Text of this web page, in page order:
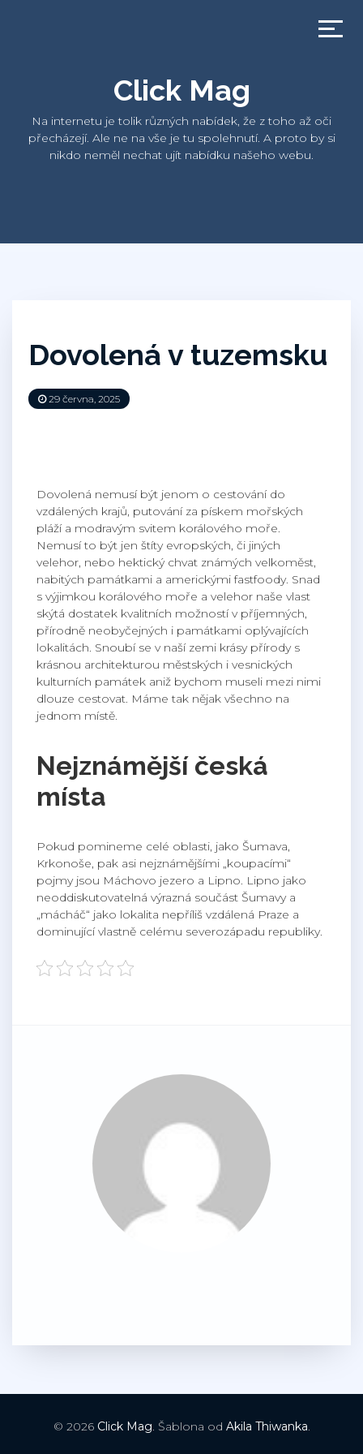
Click Mag
Na internetu je tolik různých nabídek, že z toho až oči
přecházejí. Ale ne na vše je tu spolehnutí. A proto by si
nikdo neměl nechat ujít nabídku našeho webu.
Dovolená v tuzemsku
29 června, 2025
Dovolená nemusí být jenom o cestování do
vzdálených krajů, putování za pískem mořských
pláží a modravým svitem korálového moře.
Nemusí to být jen štíty evropských, či jiných
velehor, nebo hektický chvat známých velkoměst,
nabitých památkami a americkými fastfoody. Snad
s výjimkou korálového moře a velehor naše vlast
skýtá dostatek kvalitních možností v příjemných,
přírodně neobyčejných i památkami oplývajících
lokalitách. Snoubí se v naší zemi krásy přírody s
krásnou architekturou městských i vesnických
kulturních památek aniž bychom museli mezi nimi
dlouze cestovat. Máme tak nějak všechno na
jednom místě.
Nejznámější česká
místa
Pokud pomineme celé oblasti, jako Šumava,
Krkonoše, pak asi nejznámějšími „koupacími“
pojmy jsou Máchovo jezero a Lipno. Lipno jako
neoddiskutovatelná výrazná součást Šumavy a
„mácháč“ jako lokalita nepříliš vzdálená Praze a
dominující vlastně celému severozápadu republiky.
© 2026 Click Mag. Šablona od Akila Thiwanka.